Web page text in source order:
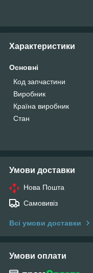
Характеристики
Основні
Код запчастини
Виробник
Країна виробник
Стан
Умови доставки
Нова Пошта
Самовивіз
Всі умови доставки
Умови оплати